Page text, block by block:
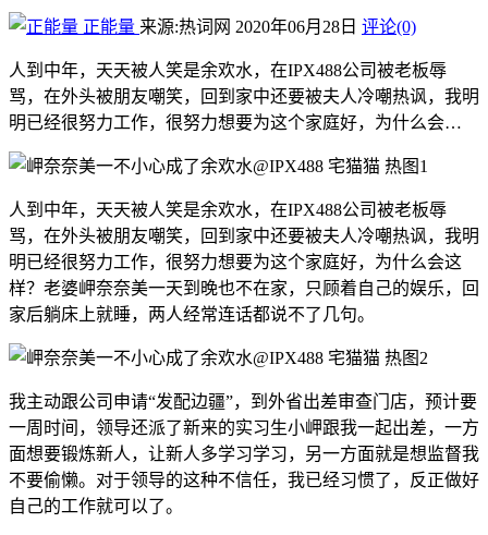
正能量 来源:热词网 2020年06月28日 评论(0)
人到中年，天天被人笑是余欢水，在IPX488公司被老板辱
骂，在外头被朋友嘲笑，回到家中还要被夫人冷嘲热讽，我明
明已经很努力工作，很努力想要为这个家庭好，为什么会…
人到中年，天天被人笑是余欢水，在IPX488公司被老板辱
骂，在外头被朋友嘲笑，回到家中还要被夫人冷嘲热讽，我明
明已经很努力工作，很努力想要为这个家庭好，为什么会这
样？老婆岬奈奈美一天到晚也不在家，只顾着自己的娱乐，回
家后躺床上就睡，两人经常连话都说不了几句。
我主动跟公司申请“发配边疆”，到外省出差审查门店，预计要
一周时间，领导还派了新来的实习生小岬跟我一起出差，一方
面想要锻炼新人，让新人多学习学习，另一方面就是想监督我
不要偷懒。对于领导的这种不信任，我已经习惯了，反正做好
自己的工作就可以了。